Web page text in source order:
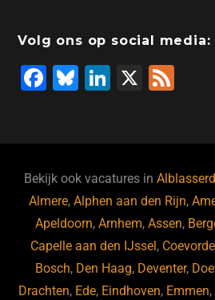
Volg ons op social media:
F
b
o
o
k
Bl
ky
Li
dI
n
X
Bekijk ook vacatures in
Almere,Alphen aan den Rijn,
Apeldoorn,Arnhem,Assen,
Capelle aan den IJssel ,
Bosch, Den Haag, Deventer,
Drachten, Ede, Eindhoven, Emmen,